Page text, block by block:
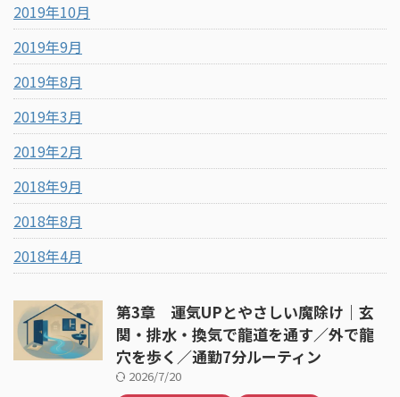
2019年10月
2019年9月
2019年8月
2019年3月
2019年2月
2018年9月
2018年8月
2018年4月
第3章 運気UPとやさしい魔除け｜玄
関・排水・換気で龍道を通す／外で龍
穴を歩く／通勤7分ルーティン
2026/7/20